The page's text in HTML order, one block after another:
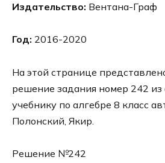
Издательство: Вентана-Граф
Год: 2016-2020
На этой странице
решение задания номер 242
учебнику по алгебре 8 класс
Полонский, Якир.
Решение №242